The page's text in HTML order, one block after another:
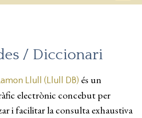
/ Diccionari
Llull (Llull DB) és un
electrònic concebut per
i facilitar la consulta exhaustiva